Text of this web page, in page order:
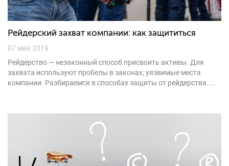
Рейдерский захват компании: как защититься
07 мая 2019
Рейдерство — незаконный способ присвоить активы. Для
захвата используют пробелы в законах, уязвимые места
компании. Разбираемся в способах защиты от рейдерства....